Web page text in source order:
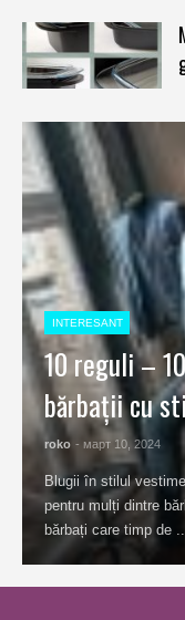
INTERESANT
10 reguli –
bărbații cu
roko - март 10, 2024
Blugii în stilul
pentru mulți dintre
bărbați care timp de ...